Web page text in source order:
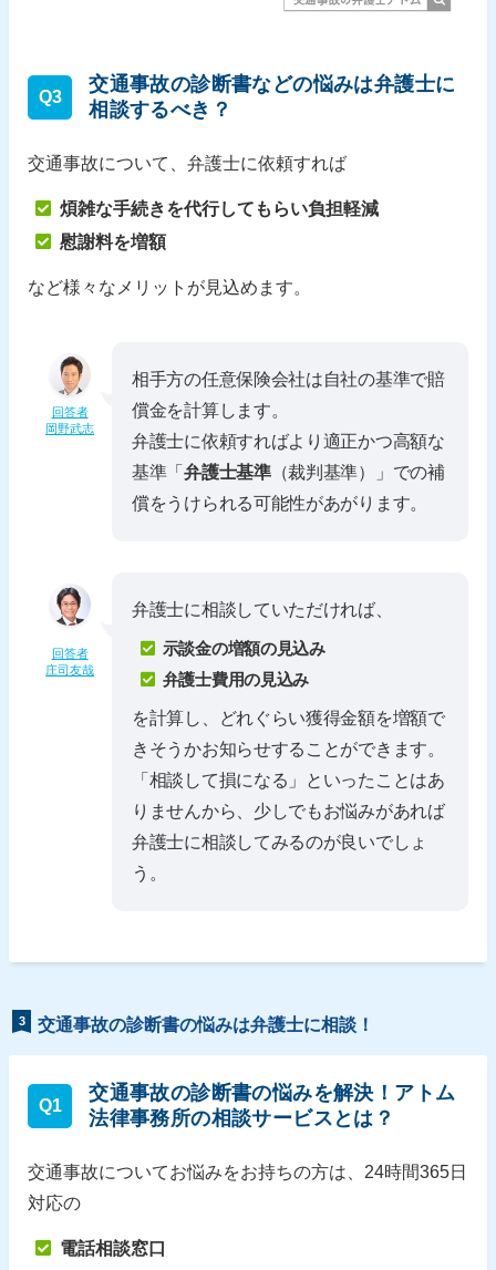
Q3
交通事故の診断書などの悩みは弁護士に
相談するべき？
交通事故について、弁護士に依頼すれば
煩雑な手続きを代行してもらい負担軽減
慰謝料を増額
など様々なメリットが見込めます。
回答者
岡野武志
相手方の任意保険会社は自社の基準で賠
償金を計算します。
弁護士に依頼すればより適正かつ高額な
基準「弁護士基準（裁判基準）」での補
償をうけられる可能性があがります。
回答者
庄司友哉
弁護士に相談していただければ、
示談金の増額の見込み
弁護士費用の見込み
を計算し、どれぐらい獲得金額を増額で
きそうかお知らせすることができます。
「相談して損になる」といったことはあ
りませんから、少しでもお悩みがあれば
弁護士に相談してみるのが良いでしょ
う。
3 交通事故の診断書の悩みは弁護士に相談！
Q1
交通事故の診断書の悩みを解決！アトム
法律事務所の相談サービスとは？
交通事故についてお悩みをお持ちの方は、24時間365日
対応の
電話相談窓口